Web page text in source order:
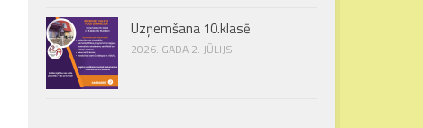
Uzņemšana 10.klasē
2026. GADA 2. JŪLIJS